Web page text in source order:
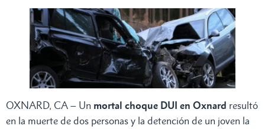
OXNARD, CA – Un mortal choque DUI en Oxnard resultó
en la muerte de dos personas y la detención de un joven la